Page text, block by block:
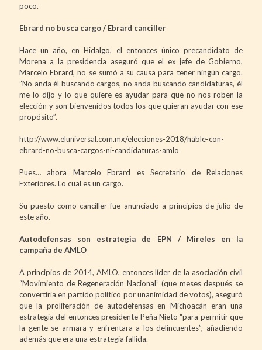
poco.
Ebrard no busca cargo / Ebrard canciller
Hace un año, en Hidalgo, el entonces único precandidato de
Morena a la presidencia aseguró que el ex jefe de Gobierno,
Marcelo Ebrard, no se sumó a su causa para tener ningún cargo.
”No anda él buscando cargos, no anda buscando candidaturas, él
me lo dijo y lo que quiere es ayudar para que no nos roben la
elección y son bienvenidos todos los que quieran ayudar con ese
propósito”.
http://www.eluniversal.com.mx/elecciones-2018/hable-con-
ebrard-no-busca-cargos-ni-candidaturas-amlo
Pues… ahora Marcelo Ebrard es Secretario de Relaciones
Exteriores. Lo cual es un cargo.
Su puesto como canciller fue anunciado a principios de julio de
este año.
Autodefensas son estrategia de EPN / Mireles en la
campaña de AMLO
A principios de 2014, AMLO, entonces líder de la asociación civil
“Movimiento de Regeneración Nacional” (que meses después se
convertiría en partido político por unanimidad de votos), aseguró
que la proliferación de autodefensas en Michoacán eran una
estrategia del entonces presidente Peña Nieto “para permitir que
la gente se armara y enfrentara a los delincuentes”, añadiendo
además que era una estrategia fallida.